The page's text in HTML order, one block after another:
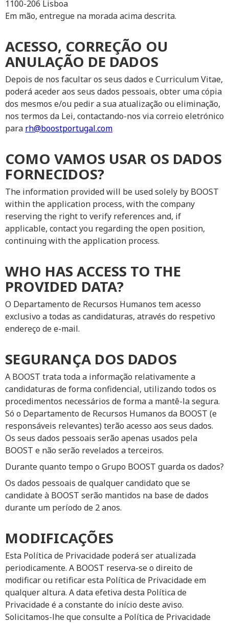
1100-206 Lisboa
Em mão, entregue na morada acima descrita.
ACESSO, CORREÇÃO OU
ANULAÇÃO DE DADOS
Depois de nos facultar os seus dados e Curriculum Vitae,
poderá aceder aos seus dados pessoais, obter uma cópia
dos mesmos e/ou pedir a sua atualização ou eliminação,
nos termos da Lei, contactando-nos via correio eletrónico
para rh@boostportugal.com
COMO VAMOS USAR OS DADOS
FORNECIDOS?
The information provided will be used solely by BOOST
within the application process, with the company
reserving the right to verify references and, if
applicable, contact you regarding the open position,
continuing with the application process.
WHO HAS ACCESS TO THE
PROVIDED DATA?
O Departamento de Recursos Humanos tem acesso
exclusivo a todas as candidaturas, através do respetivo
endereço de e-mail.
SEGURANÇA DOS DADOS
A BOOST trata toda a informação relativamente a
candidaturas de forma confidencial, utilizando todos os
procedimentos necessários de forma a mantê-la segura.
Só o Departamento de Recursos Humanos da BOOST (e
responsáveis relevantes) terão acesso aos seus dados.
Os seus dados pessoais serão apenas usados pela
BOOST e não serão revelados a terceiros.
Durante quanto tempo o Grupo BOOST guarda os dados?
Os dados pessoais de qualquer candidato que se
candidate à BOOST serão mantidos na base de dados
durante um período de 2 anos.
MODIFICAÇÕES
Esta Política de Privacidade poderá ser atualizada
periodicamente. A BOOST reserva-se o direito de
modificar ou retificar esta Política de Privacidade em
qualquer altura. A data efetiva desta Política de
Privacidade é a constante do início deste aviso.
Solicitamos-lhe que consulte a Política de Privacidade